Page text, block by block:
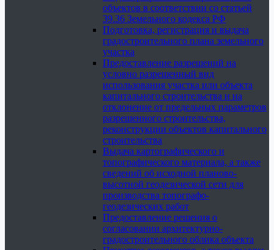
объектов в соответствии со статьей
39.36 Земельного кодекса РФ
Подготовка, регистрация и выдача
градостроительного плана земельного
участка
Предоставление разрешений на
условно разрешенный вид
использования участка или объекта
капитального строительства и на
отклонение от предельных параметров
разрешенного строительства,
реконструкции объектов капитального
строительства
Выдача картографического и
топографического материала, а также
сведений об исходной планово-
высотной геодезической сети для
производства топографо-
геодезических работ
Предоставление решения о
согласовании архитектурно-
градостроительного облика объекта